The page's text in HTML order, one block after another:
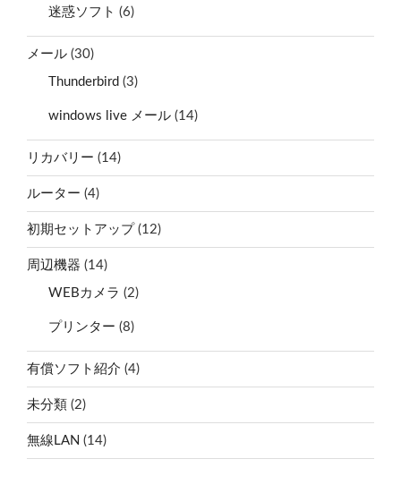
迷惑ソフト (6)
メール (30)
Thunderbird (3)
windows live メール (14)
リカバリー (14)
ルーター (4)
初期セットアップ (12)
周辺機器 (14)
WEBカメラ (2)
プリンター (8)
有償ソフト紹介 (4)
未分類 (2)
無線LAN (14)